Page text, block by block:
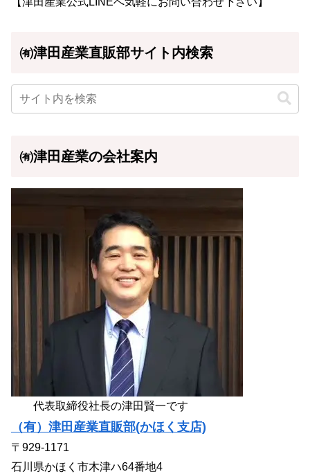
㈲津田産業直販部サイト内検索
㈲津田産業の会社案内
代表取締役社長の津田賢一です
（有）津田産業直販部(かほく支店)
〒929-1171
石川県かほく市木津ハ64番地4